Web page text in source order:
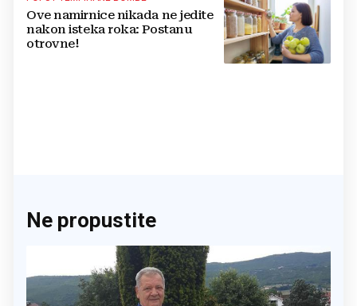
Ove namirnice nikada ne jedite
nakon isteka roka: Postanu
otrovne!
Ne propustite